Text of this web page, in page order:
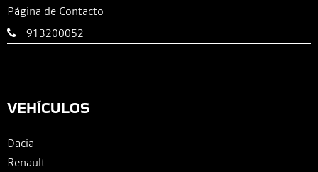
Página de Contacto
913200052
VEHÍCULOS
Dacia
Renault